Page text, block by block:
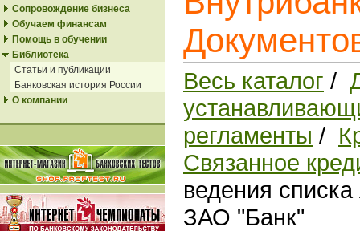
Сопровождение бизнеса
Обучаем финансам
Помощь в обучении
Библиотека
Статьи и публикации
Банковская история России
О компании
Весь каталог /
регламенты /
Связанное
ведения
ЗАО "Банк"